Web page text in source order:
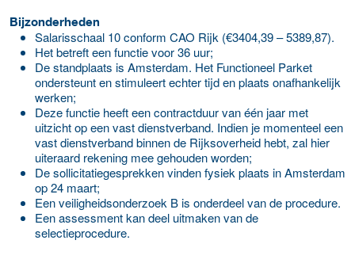
Bijzonderheden
Salarisschaal 10 conform CAO Rijk (€3404,39 – 5389,87).
Het betreft een functie voor 36 uur;
De standplaats is Amsterdam. Het Functioneel Parket
ondersteunt en stimuleert echter tijd en plaats onafhankelijk
werken;
Deze functie heeft een contractduur van één jaar met
uitzicht op een vast dienstverband. Indien je momenteel een
vast dienstverband binnen de Rijksoverheid hebt, zal hier
uiteraard rekening mee gehouden worden;
De sollicitatiegesprekken vinden fysiek plaats in Amsterdam
op 24 maart;
Een veiligheidsonderzoek B is onderdeel van de procedure.
Een assessment kan deel uitmaken van de
selectieprocedure.